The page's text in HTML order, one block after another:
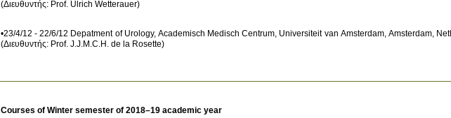
•23/4/12 - 22/6/12 Depatment of Urology, Academisch Medisch Centrum, Universiteit van Amsterdam, Amsterdam,
(Διευθυντής: Prof. J.J.M.C.H. de la Rosette)
Courses of Winter semester of 2018–19 academic year